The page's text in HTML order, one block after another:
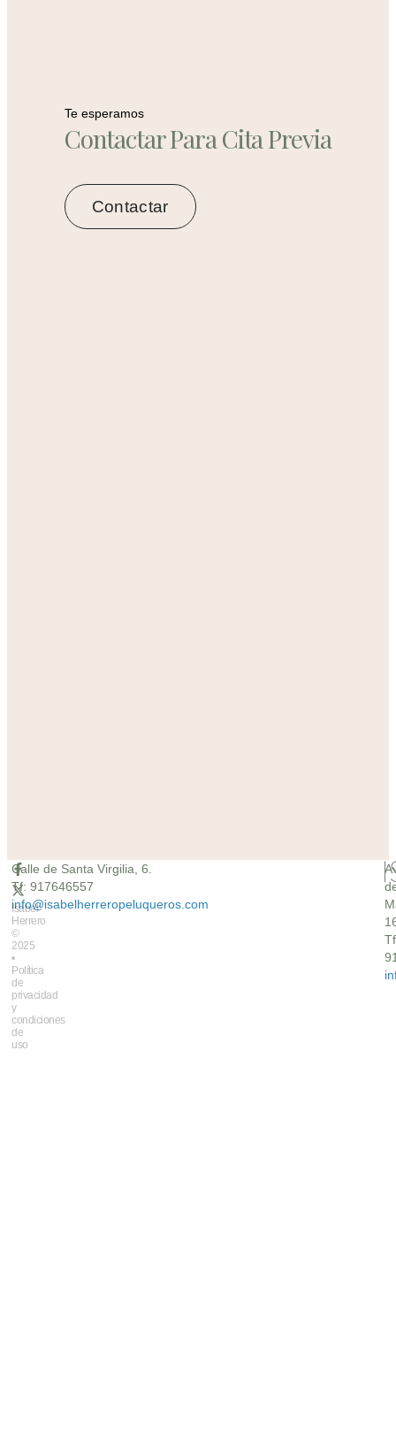
Te esperamos
Contactar Para Cita Previa
Contactar
Calle de Santa Virgilia, 6.
Tf: 917646557
info@isabelherreropeluqueros.com
Isabel
Herrero
©
2025
•
Política
de
privacidad
y
condiciones
de
uso